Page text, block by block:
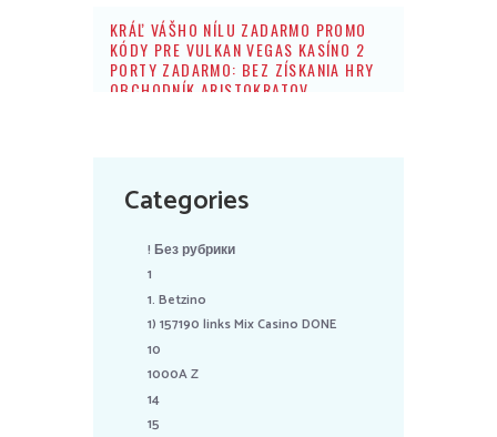
KRÁĽ VÁŠHO NÍLU ZADARMO PROMO
KÓDY PRE VULKAN VEGAS KASÍNO 2
PORTY ZADARMO: BEZ ZÍSKANIA HRY
OBCHODNÍK ARISTOKRATOV
Categories
! Без рубрики
1
1. Betzino
1) 157190 links Mix Casino DONE
10
1000A Z
14
15